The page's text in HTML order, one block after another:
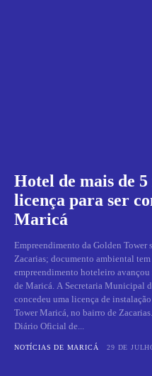
Hotel de mais de
licença para ser
Maricá
Empreendimento da Golden Tower
Zacarias; documento ambiental
empreendimento hoteleiro
de Maricá. A Secretaria Municipal
concedeu uma licença de
Tower Maricá, no bairro de
Diário Oficial de...
NOTÍCIAS DE MARICÁ 29 DE